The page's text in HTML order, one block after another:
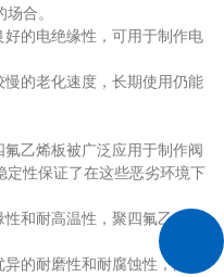
合。
的电绝缘性，可用于制作电
的老化速度，长期使用仍能
乙烯板被广泛应用于制作阀
定性保证了在这些恶劣环境下
耐高温性，聚四氟乙烯板
耐磨性和耐腐蚀性，因此